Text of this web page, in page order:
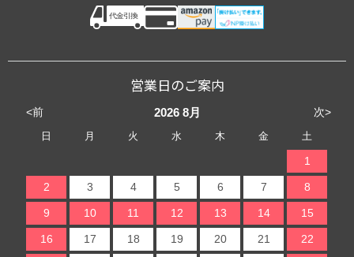
営業日のご案内
<前 次>
2026 8月
日 月 火 水 木 金 土
1
2 3 4 5 6 7 8
9 10 11 12 13 14 15
16 17 18 19 20 21 22